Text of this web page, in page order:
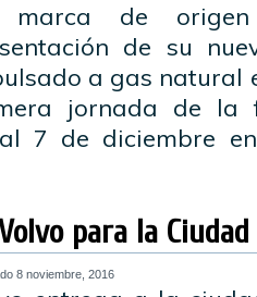
marca de
de su
a gas natural
jornada de la
7 de diciembre en
para la
8 noviembre, 2016